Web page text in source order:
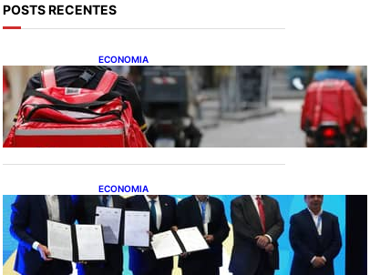
POSTS RECENTES
ECONOMIA
CAIXA e iFood facilitam
financiamento de motos e
bicicletas elétricas para
entregadores
ECONOMIA
ApexBrasil participa de
convênio para investimento
de R$ 2,63 milhões em
exportações de cachaça